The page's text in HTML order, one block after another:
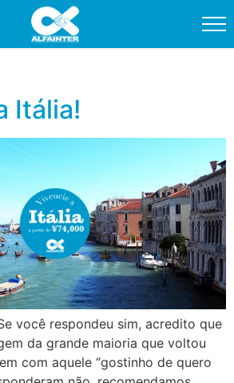
PROMOÇÕES
QUEM SOMOS
SERVIÇOS
ÚTEIS
CONTATO
CONOSCO
OUVIDORIA
Itália!
você respondeu sim, acredito que
da grande maioria que voltou
com aquele “gostinho de quero